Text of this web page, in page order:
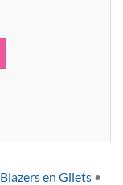
Blazers en Gilets •